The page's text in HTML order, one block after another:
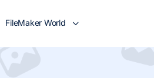
FileMaker World